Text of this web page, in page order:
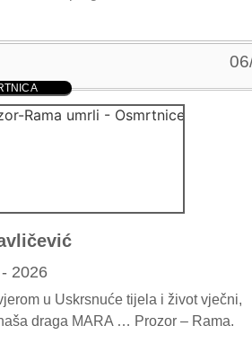
2026
u Uskrsnuće tijela i život vječni,
draga MARA … Prozor – Rama.